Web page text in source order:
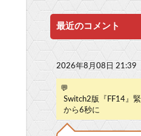
最近のコメント
2026年8月08日 21:39
💬
Switch2版『FF14』
から6秒に